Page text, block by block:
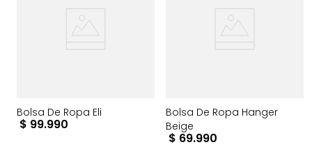
Bolsa De Ropa Eli
$ 99.990
Bolsa De Ropa Hanger
Beige
$ 69.990